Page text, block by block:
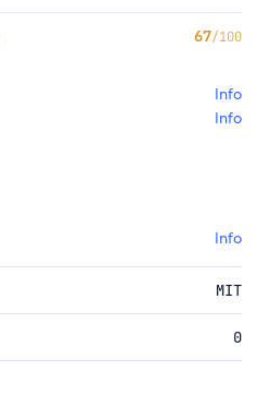
67/100
Info
Info
Info
MIT
0